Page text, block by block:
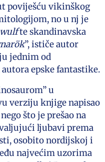
poviješću vikinškog
no u nj je
te skandinavska
”, ističe autor
jednim od
epske fantastike.
u
verziju knjige napisao
što je prešao na
ljubavi prema
osobito nordijskoj i
najvećim uzorima